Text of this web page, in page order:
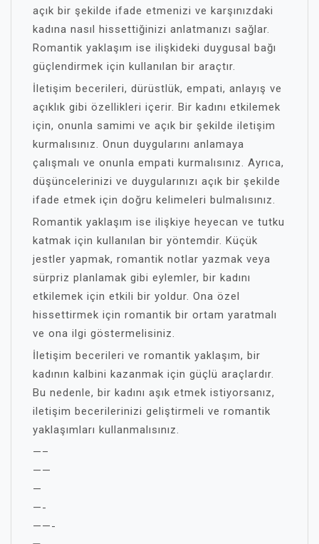
açık bir şekilde ifade etmenizi ve karşınızdaki
kadına nasıl hissettiğinizi anlatmanızı sağlar.
Romantik yaklaşım ise ilişkideki duygusal bağı
güçlendirmek için kullanılan bir araçtır.
İletişim becerileri, dürüstlük, empati, anlayış ve
açıklık gibi özellikleri içerir. Bir kadını etkilemek
için, onunla samimi ve açık bir şekilde iletişim
kurmalısınız. Onun duygularını anlamaya
çalışmalı ve onunla empati kurmalısınız. Ayrıca,
düşüncelerinizi ve duygularınızı açık bir şekilde
ifade etmek için doğru kelimeleri bulmalısınız.
Romantik yaklaşım ise ilişkiye heyecan ve tutku
katmak için kullanılan bir yöntemdir. Küçük
jestler yapmak, romantik notlar yazmak veya
sürpriz planlamak gibi eylemler, bir kadını
etkilemek için etkili bir yoldur. Ona özel
hissettirmek için romantik bir ortam yaratmalı
ve ona ilgi göstermelisiniz.
İletişim becerileri ve romantik yaklaşım, bir
kadının kalbini kazanmak için güçlü araçlardır.
Bu nedenle, bir kadını aşık etmek istiyorsanız,
iletişim becerilerinizi geliştirmeli ve romantik
yaklaşımları kullanmalısınız.
—–
——
—
—-
——-